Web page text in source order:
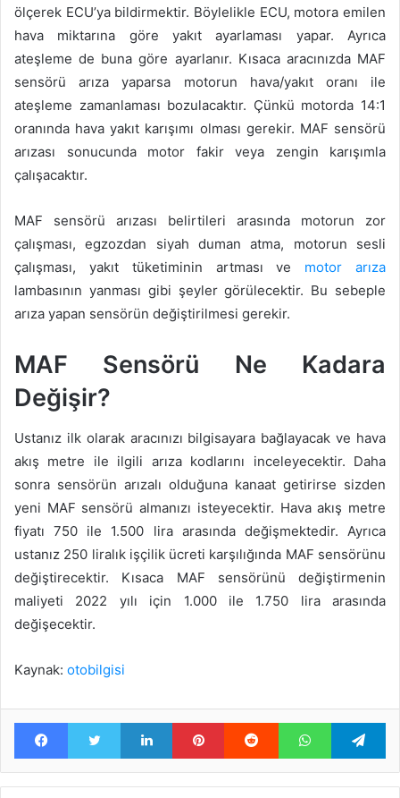
ölçerek ECU’ya bildirmektir. Böylelikle ECU, motora emilen
hava miktarına göre yakıt ayarlaması yapar. Ayrıca
ateşleme de buna göre ayarlanır. Kısaca aracınızda MAF
sensörü arıza yaparsa motorun hava/yakıt oranı ile
ateşleme zamanlaması bozulacaktır. Çünkü motorda 14:1
oranında hava yakıt karışımı olması gerekir. MAF sensörü
arızası sonucunda motor fakir veya zengin karışımla
çalışacaktır.
MAF sensörü arızası belirtileri arasında motorun zor
çalışması, egzozdan siyah duman atma, motorun sesli
çalışması, yakıt tüketiminin artması ve motor arıza
lambasının yanması gibi şeyler görülecektir. Bu sebeple
arıza yapan sensörün değiştirilmesi gerekir.
MAF Sensörü Ne Kadara
Değişir?
Ustanız ilk olarak aracınızı bilgisayara bağlayacak ve hava
akış metre ile ilgili arıza kodlarını inceleyecektir. Daha
sonra sensörün arızalı olduğuna kanaat getirirse sizden
yeni MAF sensörü almanızı isteyecektir. Hava akış metre
fiyatı 750 ile 1.500 lira arasında değişmektedir. Ayrıca
ustanız 250 liralık işçilik ücreti karşılığında MAF sensörünu
değiştirecektir. Kısaca MAF sensörünü değiştirmenin
maliyeti 2022 yılı için 1.000 ile 1.750 lira arasında
değişecektir.
Kaynak: otobilgisi
FacebookTwitter LinkedIn Pinterest Reddit WhatsApp